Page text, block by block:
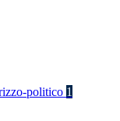
politico 1